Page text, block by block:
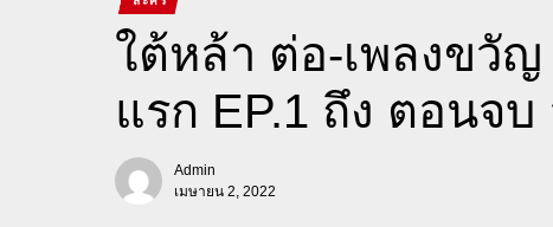
ใต้หล้า ต่อ-เพลงขวั
แรก EP.1 ถึง ตอนจ
Admin
เมษายน 2, 2022